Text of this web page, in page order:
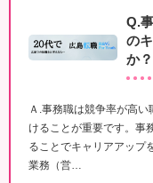
Q.
の
か？
Ａ.事務職は競争率が高
けることが重要です。事
ることでキャリアアップ
業務（営…